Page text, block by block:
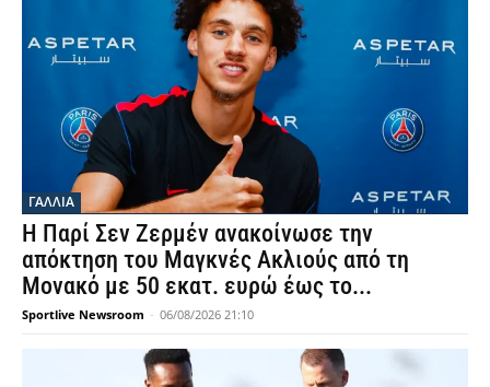
ΓΑΛΛΙΑ
Η Παρί Σεν Ζερμέν ανακοίνωσε την
απόκτηση του Μαγκνές Ακλιούς από τη
Μονακό με 50 εκατ. ευρώ έως το...
Sportlive Newsroom - 06/08/2026 21:10